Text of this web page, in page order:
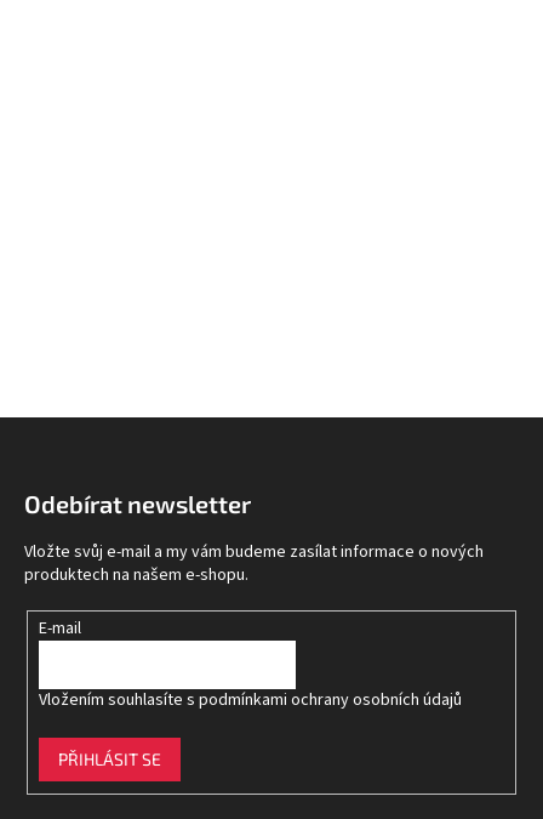
Odebírat newsletter
Vložte svůj e-mail a my vám budeme zasílat informace o nových
produktech na našem e-shopu.
E-mail
Vložením souhlasíte s podmínkami ochrany osobních údajů
PŘIHLÁSIT SE